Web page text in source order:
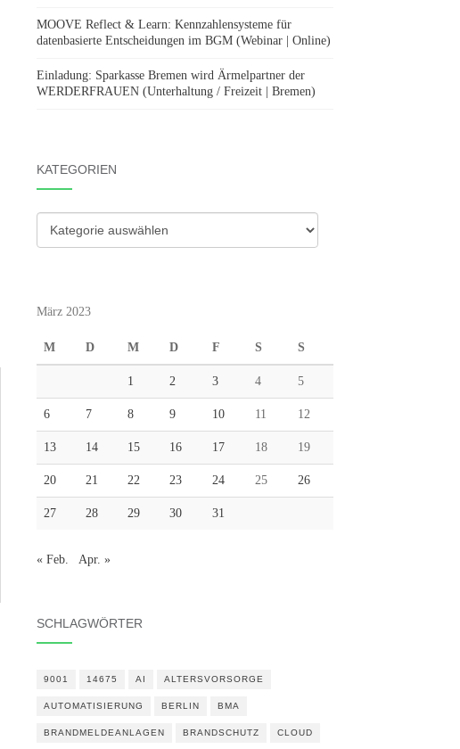
MOOVE Reflect & Learn: Kennzahlensysteme für
datenbasierte Entscheidungen im BGM (Webinar | Online)
Einladung: Sparkasse Bremen wird Ärmelpartner der
WERDERFRAUEN (Unterhaltung / Freizeit | Bremen)
KATEGORIEN
Kategorien
März 2023
M D M D F S S
1 2 3 4 5
6 7 8 9 10 11 12
13 14 15 16 17 18 19
20 21 22 23 24 25 26
27 28 29 30 31
« Feb. Apr. »
SCHLAGWÖRTER
9001 14675 AI ALTERSVORSORGE
AUTOMATISIERUNG BERLIN BMA
BRANDMELDEANLAGEN BRANDSCHUTZ CLOUD